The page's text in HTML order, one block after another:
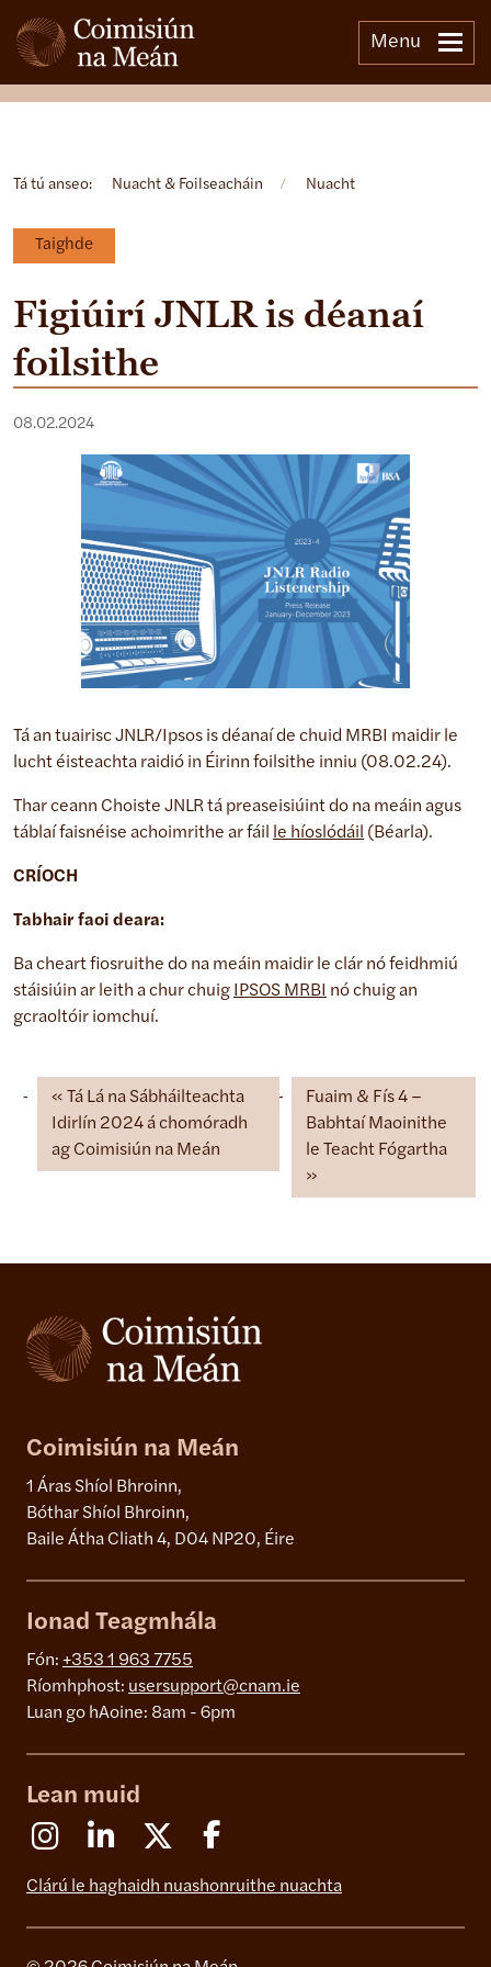
Menu
Tá tú anseo: Nuacht & Foilseacháin / Nuacht
Taighde
Figiúirí JNLR is déanaí
foilsithe
08.02.2024
Tá an tuairisc JNLR/Ipsos is déanaí de chuid MRBI maidir le
lucht éisteachta raidió in Éirinn foilsithe inniu (08.02.24).
Thar ceann Choiste JNLR tá preaseisiúint do na meáin agus
táblaí faisnéise achoimrithe ar fáil le híoslódáil (Béarla).
CRÍOCH
Tabhair faoi deara:
Ba cheart fiosruithe do na meáin maidir le clár nó feidhmiú
stáisiúin ar leith a chur chuig IPSOS MRBI nó chuig an
gcraoltóir iomchuí.
Tá Lá na Sábháilteachta
Idirlín 2024 á chomóradh
ag Coimisiún na Meán
Fuaim & Fís 4 –
Babhtaí Maoinithe
le Teacht Fógartha
Open side menu
Coimisiún na Meán
1 Áras Shíol Bhroinn,
Bóthar Shíol Bhroinn,
Baile Átha Cliath 4, D04 NP20, Éire
Ionad Teagmhála
Fón: +353 1 963 7755
Ríomhphost: usersupport@cnam.ie
Luan go hAoine: 8am - 6pm
Lean muid
InstagramLinkedin X (Formerly Twitter)
Clárú le haghaidh nuashonruithe nuachta